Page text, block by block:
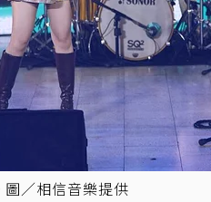
／相信音樂提供